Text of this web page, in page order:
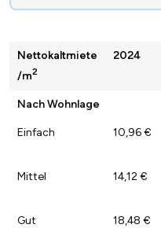
Nettokaltmiete
/m2
2024
Nach Wohnlage
Einfach 10,96 €
Mittel 14,12 €
Gut 18,48 €